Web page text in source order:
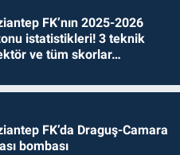
FK’nın 2025-2026
istatistikleri! 3 teknik
ve tüm skorlar…
FK’da Draguş-Camara
bombası